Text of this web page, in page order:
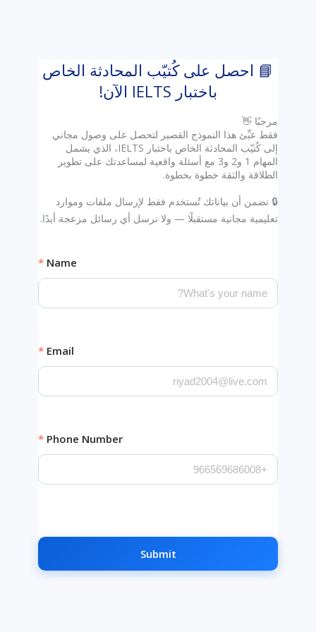
📘 احصل على كُتيّب المحادثة الخاص
باختبار IELTS الآن!
فقط عبِّئ هذا النموذج القصير لتحصل على وصول مجاني
إلى كُتيّب المحادثة الخاص باختبار IELTS، الذي يشمل
المهام 1 و2 و3 مع أسئلة واقعية لمساعدتك على تطوير
🔒 نضمن أن بياناتك تُستخدم فقط لإرسال ملفات وموارد
Name
Email
Phone Number
Submit